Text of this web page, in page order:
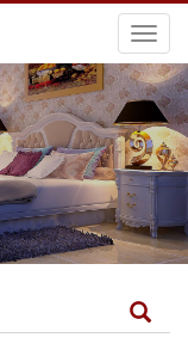
导
航
菜
单